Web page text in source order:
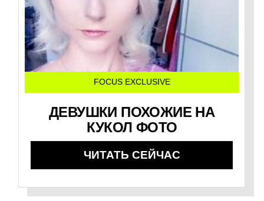
FOCUS EXCLUSIVE
ДЕВУШКИ ПОХОЖИЕ НА
КУКОЛ ФОТО
ЧИТАТЬ СЕЙЧАС